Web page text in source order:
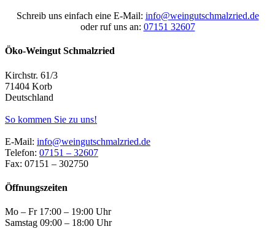
Schreib uns einfach eine E-Mail: info@weingutschmalzried.de
oder ruf uns an: 07151 32607
Öko-Weingut Schmalzried
Kirchstr. 61/3
71404 Korb
Deutschland
So kommen Sie zu uns!
E-Mail: info@weingutschmalzried.de
Telefon: 07151 – 32607
Fax: 07151 – 302750
Öffnungszeiten
Mo – Fr 17:00 – 19:00 Uhr
Samstag 09:00 – 18:00 Uhr